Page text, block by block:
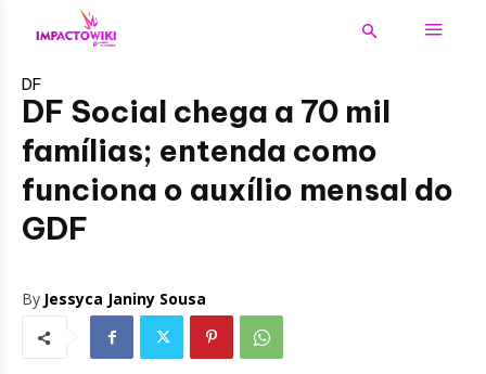
DF
DF Social chega a 70 mil
famílias; entenda como
funciona o auxílio mensal do
GDF
By Jessyca Janiny Sousa